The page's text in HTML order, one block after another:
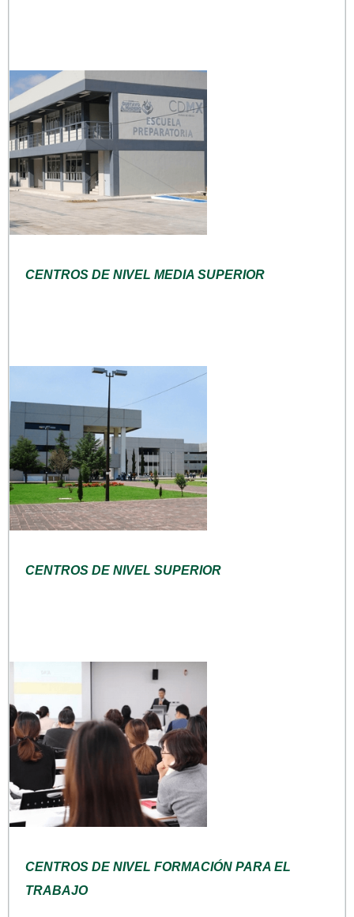
CENTROS DE NIVEL MEDIA SUPERIOR
CENTROS DE NIVEL SUPERIOR
CENTROS DE NIVEL FORMACIÓN PARA EL
TRABAJO